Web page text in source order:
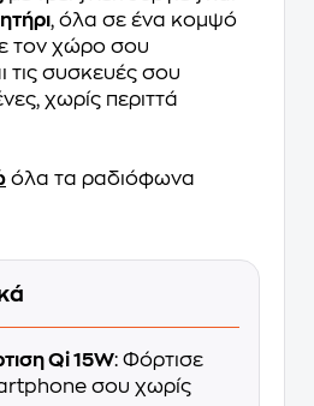
, όλα σε ένα κομψό
τον χώρο σου
τις συσκευές σου
χωρίς περιττά
όλα τα ραδιόφωνα
Qi 15W: Φόρτισε
σου χωρίς